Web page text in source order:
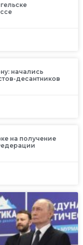
начались
десантников
на получение